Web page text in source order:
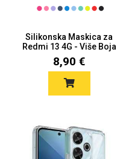
Silikonska Maskica za
Redmi 13 4G - Više Boja
8,90 €
Sleng
Univerzalne futrole i